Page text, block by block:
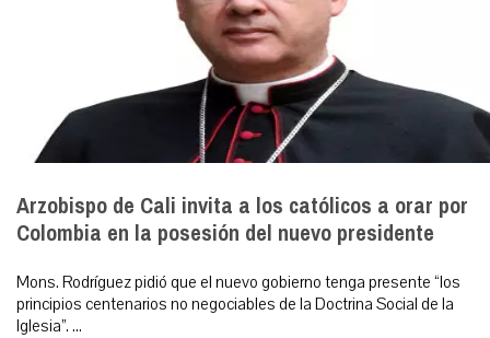
Arzobispo de Cali invita a los católicos a orar por
Colombia en la posesión del nuevo presidente
Mons. Rodríguez pidió que el nuevo gobierno tenga presente “los
principios centenarios no negociables de la Doctrina Social de la
Iglesia”. ...